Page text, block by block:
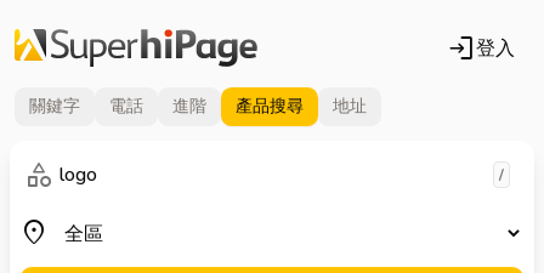
login登入
關鍵字 電話 進階 產品搜尋 地址
category
關鍵字 /
place
地區